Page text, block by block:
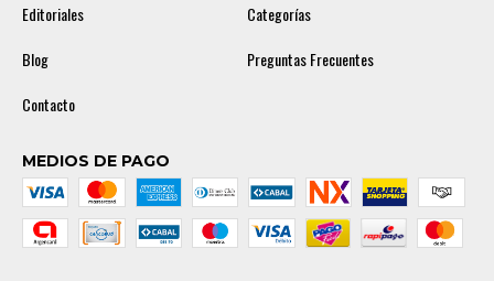
Editoriales
Categorías
Blog
Preguntas Frecuentes
Contacto
MEDIOS DE PAGO